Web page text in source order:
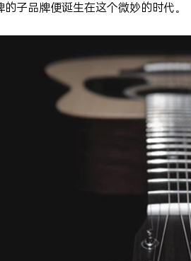
子品牌便诞生在这个微妙的时代。